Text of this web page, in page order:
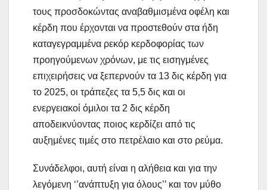
τους προσδοκώντας αναβαθμισμένα οφέλη και
κέρδη που έρχονται να προστεθούν στα ήδη
καταγεγραμμένα ρεκόρ κερδοφορίας των
προηγούμενων χρόνων, με τις εισηγμένες
επιχειρήσεις να ξεπερνούν τα 13 δις κέρδη για
το 2025, οι τράπεζες τα 5,5 δις και οι
ενεργειακοί όμιλοι τα 2 δις κέρδη
αποδεικνύοντας ποιος κερδίζει από τις
αυξημένες τιμές στο πετρέλαιο και στο ρεύμα.
Συνάδελφοι, αυτή είναι η αλήθεια και για την
λεγόμενη ‘’ανάπτυξη για όλους’’ και τον μύθο